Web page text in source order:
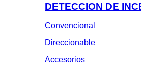
DETECCION DE
Convencional
Direccionable
Accesorios